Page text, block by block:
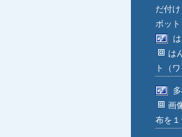
だ付
ボット
は
ト（
画
布を